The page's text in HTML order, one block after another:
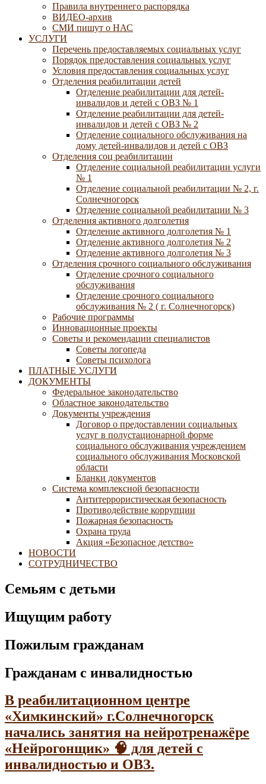
Правила внутреннего распорядка
ВИДЕО-архив
СМИ пишут о НАС
УСЛУГИ
Перечень предоставляемых социальных услуг
Порядок предоставления социальных услуг
Условия предоставления социальных услуг
Отделения реабилитации детей
Отделение реабилитации для детей-
инвалидов и детей с ОВЗ № 1
Отделение реабилитации для детей-
инвалидов и детей с ОВЗ № 2
Отделение социального обслуживания на
дому детей-инвалидов и детей с ОВЗ
Отделения соц реабилитации
Отделение социальной реабилитации услуги
№ 1
Отделение социальной реабилитации № 2, г.
Солнечногорск
Отделение социальной реабилитации № 3
Отделения активного долголетия
Отделение активного долголетия № 1
Отделение активного долголетия № 2
Отделение активного долголетия № 3
Отделения срочного социального обслуживания
Отделение срочного социального
обслуживания
Отделение срочного социального
обслуживания № 2 ( г. Солнечногорск)
Рабочие программы
Инновационные проекты
Советы и рекомендации специалистов
Советы логопеда
Советы психолога
ПЛАТНЫЕ УСЛУГИ
ДОКУМЕНТЫ
Федеральное законодательство
Областное законодательство
Документы учреждения
Договор о предоставлении социальных
услуг в полустационарной форме
социального обслуживания учреждением
социального обслуживания Московской
области
Бланки документов
Система комплексной безопасности
Антитеррористическая безопасность
Противодействие коррупции
Пожарная безопасность
Охрана труда
Акция «Безопасное детство»
НОВОСТИ
СОТРУДНИЧЕСТВО
Семьям с детьми
Ищущим работу
Пожилым гражданам
Гражданам с инвалидностью
В реабилитационном центре
«Химкинский» г.Солнечногорск
начались занятия на нейротренажёре
«Нейрогонщик» 🧠 для детей с
инвалидностью и ОВЗ.